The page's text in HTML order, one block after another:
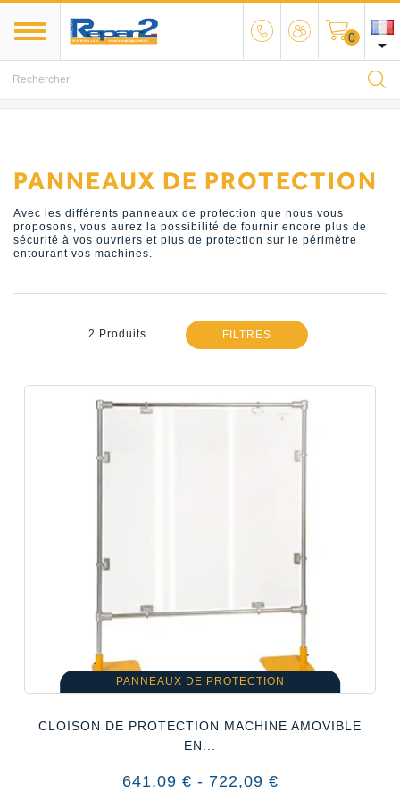
MENU
0 
PANNEAUX DE PROTECTION
Avec les différents panneaux de protection que nous vous
proposons, vous aurez la possibilité de fournir encore plus de
sécurité à vos ouvriers et plus de protection sur le périmètre
entourant vos machines.
2 Produits FILTRES
PANNEAUX DE PROTECTION
CLOISON DE PROTECTION MACHINE AMOVIBLE
EN...
641,09 € - 722,09 €